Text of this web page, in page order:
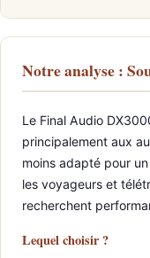
Notre analyse :
Le Final Audio
principalement aux
moins adapté pour
les voyageurs et
recherchent
Lequel choisir ?